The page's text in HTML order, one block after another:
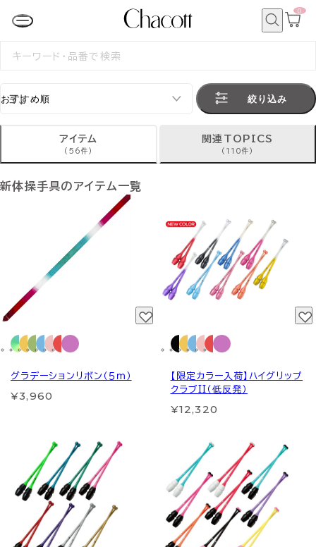
カ
0
検
絞り込み
アイテム
(56件)
関連TOPICS
(110件)
新体操手具のアイテム一覧
グラデーションリボン（５ｍ）
¥3,960
【限定カラー入荷】ハイグリップ
クラブII（低反発）
¥12,320